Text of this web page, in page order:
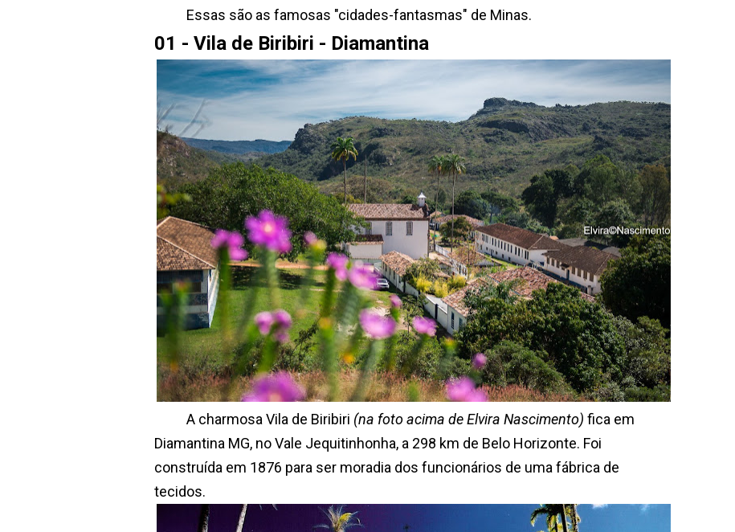
Essas são as famosas "cidades-fantasmas" de Minas.
01 - Vila de Biribiri - Diamantina
A charmosa Vila de Biribiri (na foto acima de Elvira Nascimento) fica em
Diamantina MG, no Vale Jequitinhonha, a 298 km de Belo Horizonte. Foi
construída em 1876 para ser moradia dos funcionários de uma fábrica de
tecidos.